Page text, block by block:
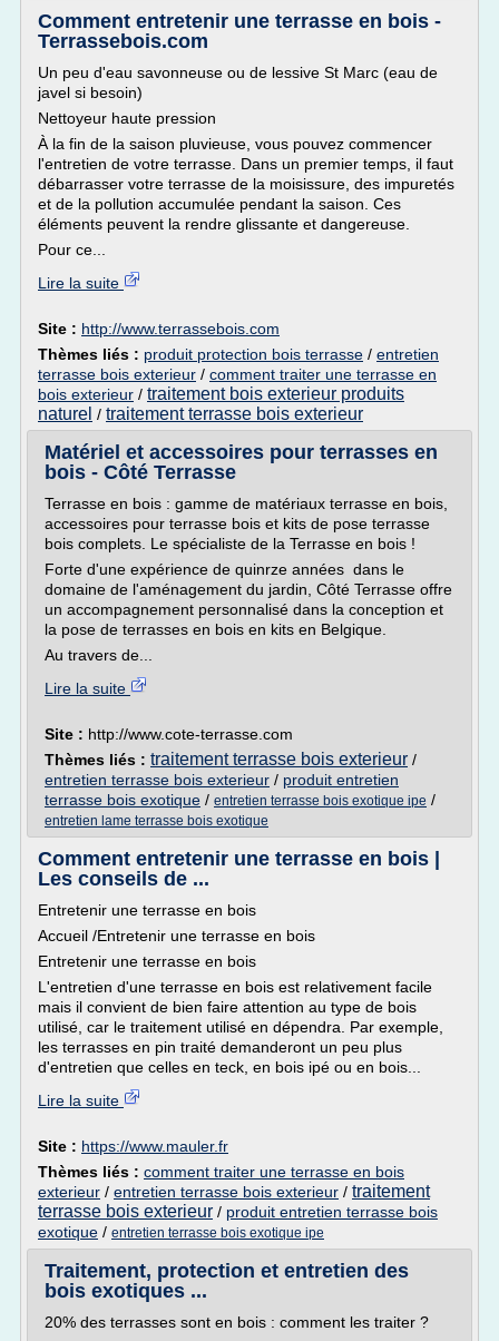
Comment entretenir une terrasse en bois -
Terrassebois.com
Un peu d'eau savonneuse ou de lessive St Marc (eau de
javel si besoin)
Nettoyeur haute pression
À la fin de la saison pluvieuse, vous pouvez commencer
l'entretien de votre terrasse. Dans un premier temps, il faut
débarrasser votre terrasse de la moisissure, des impuretés
et de la pollution accumulée pendant la saison. Ces
éléments peuvent la rendre glissante et dangereuse.
Pour ce...
Lire la suite
Site : http://www.terrassebois.com
Thèmes liés : produit protection bois terrasse / entretien
terrasse bois exterieur / comment traiter une terrasse en
bois exterieur / traitement bois exterieur produits
naturel / traitement terrasse bois exterieur
Matériel et accessoires pour terrasses en
bois - Côté Terrasse
Terrasse en bois : gamme de matériaux terrasse en bois,
accessoires pour terrasse bois et kits de pose terrasse
bois complets. Le spécialiste de la Terrasse en bois !
Forte d'une expérience de quinrze années dans le
domaine de l'aménagement du jardin, Côté Terrasse offre
un accompagnement personnalisé dans la conception et
la pose de terrasses en bois en kits en Belgique.
Au travers de...
Lire la suite
Site : http://www.cote-terrasse.com
Thèmes liés : traitement terrasse bois exterieur /
entretien terrasse bois exterieur / produit entretien
terrasse bois exotique / entretien terrasse bois exotique ipe /
entretien lame terrasse bois exotique
Comment entretenir une terrasse en bois |
Les conseils de ...
Entretenir une terrasse en bois
Accueil /Entretenir une terrasse en bois
Entretenir une terrasse en bois
L'entretien d'une terrasse en bois est relativement facile
mais il convient de bien faire attention au type de bois
utilisé, car le traitement utilisé en dépendra. Par exemple,
les terrasses en pin traité demanderont un peu plus
d'entretien que celles en teck, en bois ipé ou en bois...
Lire la suite
Site : https://www.mauler.fr
Thèmes liés : comment traiter une terrasse en bois
exterieur / entretien terrasse bois exterieur / traitement
terrasse bois exterieur / produit entretien terrasse bois
exotique / entretien terrasse bois exotique ipe
Traitement, protection et entretien des
bois exotiques ...
20% des terrasses sont en bois : comment les traiter ?